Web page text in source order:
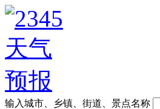
输入城市、乡镇、街道、景点名称